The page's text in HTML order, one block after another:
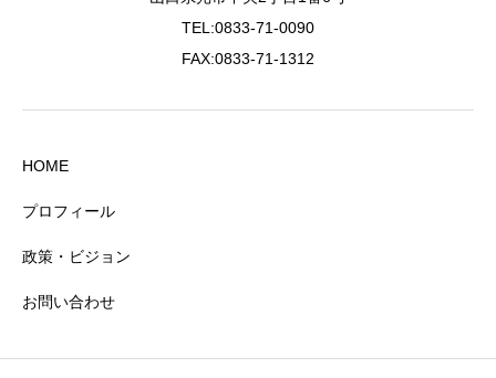
TEL:0833-71-0090
FAX:0833-71-1312
HOME
プロフィール
政策・ビジョン
お問い合わせ